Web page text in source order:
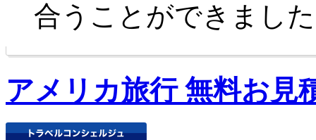
合うことができまし
アメリカ旅行 無料お見